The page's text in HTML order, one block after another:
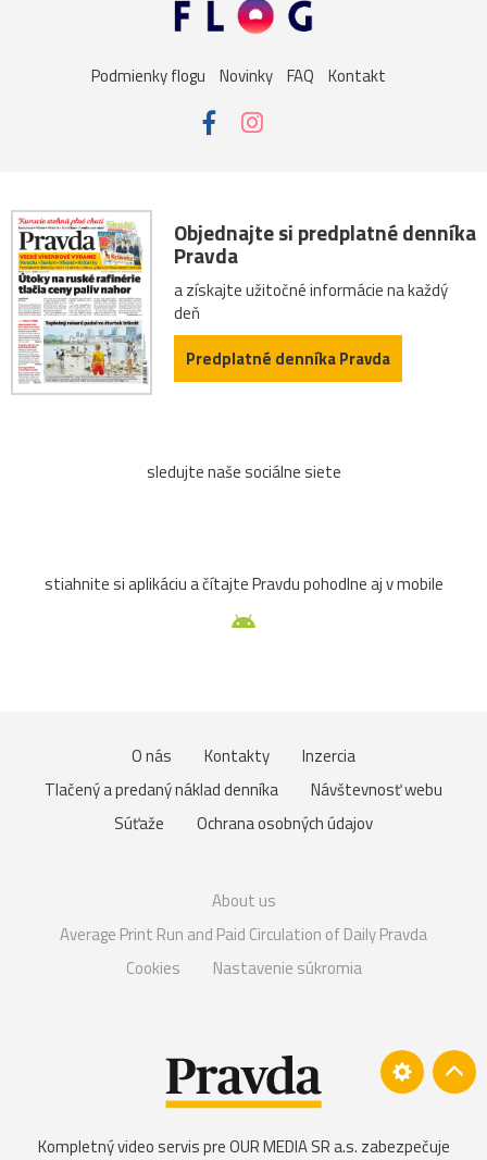
Podmienky flogu Novinky FAQ Kontakt
Objednajte si predplatné denníka
Pravda
a získajte užitočné informácie na každý
deň
Predplatné denníka Pravda
sledujte naše sociálne siete
stiahnite si aplikáciu a čítajte Pravdu pohodlne aj v mobile
O nás Kontakty
Inzercia
Tlačený a predaný náklad denníka
Návštevnosť webu
Súťaže
Ochrana osobných údajov
About us
Average Print Run and Paid Circulation of Daily Pravda
Cookies
Nastavenie súkromia
Kompletný video servis pre OUR MEDIA SR a.s. zabezpečuje